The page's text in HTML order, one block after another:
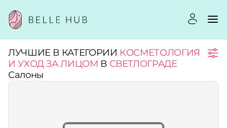
Город:
ЛУЧШИЕ В КАТЕГОРИИ КОСМЕТОЛОГИЯ
И УХОД ЗА ЛИЦОМ В СВЕТЛОГРАДЕ
Салоны